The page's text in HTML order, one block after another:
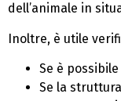
dell’animale in
Inoltre, è utile
Se è possibile
Se la